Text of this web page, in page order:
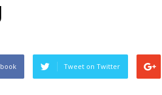
Tweet on Twitter